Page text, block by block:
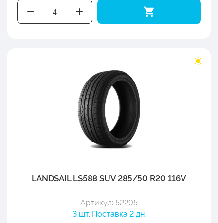
LANDSAIL LS588 SUV 285/50 R20 116V
Артикул: 52295
3 шт. Поставка 2 дн.